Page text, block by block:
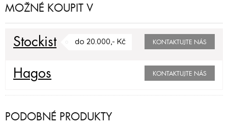
MOŽNÉ KOUPIT V
Stockist KONTAKTUJTE NÁS
do 20.000,- Kč
Hagos KONTAKTUJTE NÁS
PODOBNÉ PRODUKTY